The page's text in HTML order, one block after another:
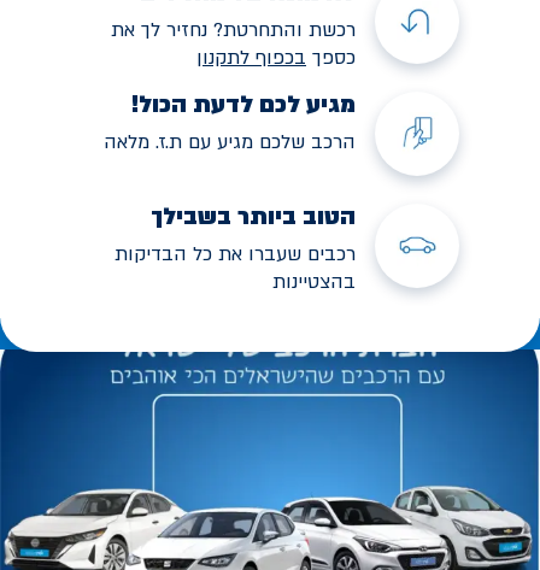
רכשת והתחרטת? נחזיר לך את
כספך בכפוף לתקנון
מגיע לכם לדעת הכול!
הרכב שלכם מגיע עם ת.ז. מלאה
הטוב ביותר בשבילך
רכבים שעברו את כל הבדיקות
בהצטיינות